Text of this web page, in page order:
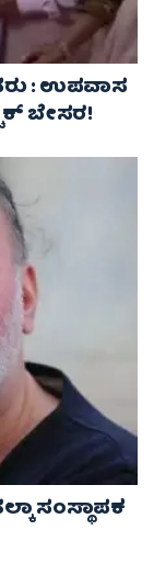
: ಉಪವಾಸ
ಬೇಸರ!
ಸಂಸ್ಥಾಪಕ